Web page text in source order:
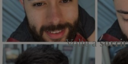
Volte asorrir